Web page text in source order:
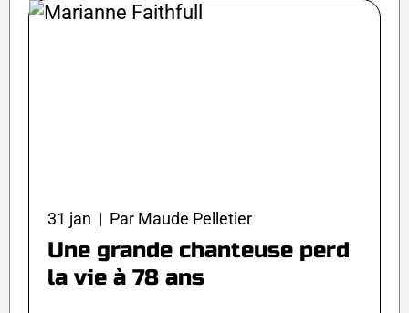
31 jan | Par Maude Pelletier
Une grande chanteuse perd
la vie à 78 ans